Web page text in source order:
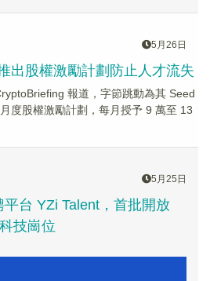
5月26日
出股權激勵計劃防止人才流失
報道，字節跳動為其 Seed
度股權激勵計劃，每月授予 9 萬至 13
5月25日
台 YZi Talent，首批開放
技崗位